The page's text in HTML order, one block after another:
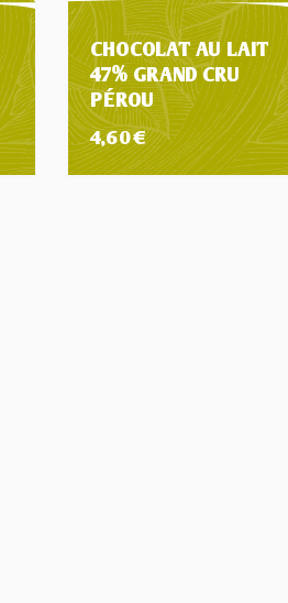
CHOCOLAT AU LAIT
47% GRAND CRU
PÉROU
4,60€